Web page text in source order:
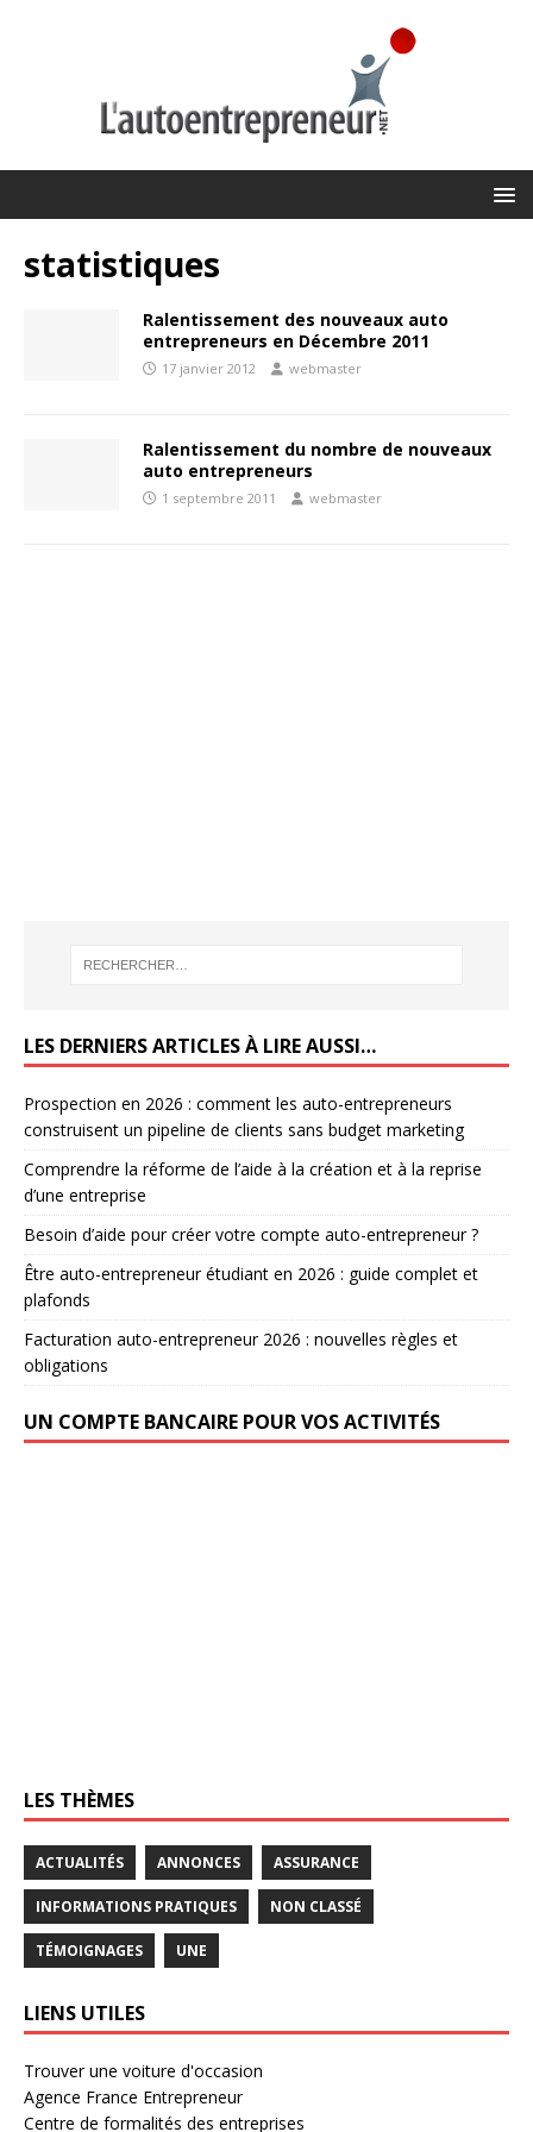
statistiques
Ralentissement des nouveaux auto
entrepreneurs en Décembre 2011
17 janvier 2012 webmaster
Ralentissement du nombre de nouveaux
auto entrepreneurs
1 septembre 2011 webmaster
LES DERNIERS ARTICLES À LIRE AUSSI…
Prospection en 2026 : comment les auto-entrepreneurs
construisent un pipeline de clients sans budget marketing
Comprendre la réforme de l’aide à la création et à la reprise
d’une entreprise
Besoin d’aide pour créer votre compte auto-entrepreneur ?
Être auto-entrepreneur étudiant en 2026 : guide complet et
plafonds
Facturation auto-entrepreneur 2026 : nouvelles règles et
obligations
UN COMPTE BANCAIRE POUR VOS ACTIVITÉS
LES THÈMES
ACTUALITÉS ANNONCES ASSURANCE
INFORMATIONS PRATIQUES NON CLASSÉ
TÉMOIGNAGES UNE
LIENS UTILES
Trouver une voiture d'occasion
Agence France Entrepreneur
Centre de formalités des entreprises